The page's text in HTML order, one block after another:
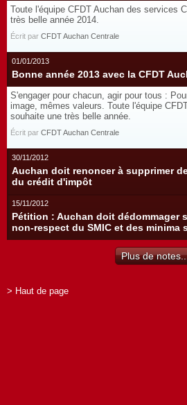
Toute l'équipe CFDT Auchan des services
très belle année 2014.
Écrit par CFDT Auchan Centrale
01/01/2013
Bonne année 2013 avec la CFDT
S'engager pour chacun, agir pour tous :
image, mêmes valeurs. Toute l'équipe
souhaite une très belle année.
Écrit par CFDT Auchan Centrale
30/11/2012
Auchan doit renoncer à supprimer
du crédit d'impôt
15/11/2012
Pétition : Auchan doit dédommager
non-respect du SMIC et des minima
Plus de
> Haut de page